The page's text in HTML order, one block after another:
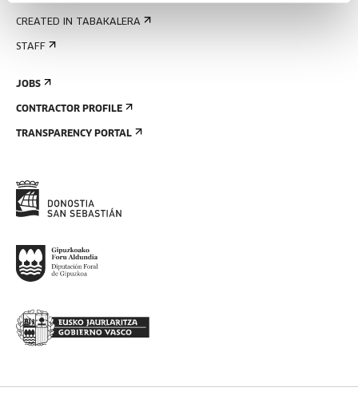
CREATED IN TABAKALERA
STAFF
JOBS
CONTRACTOR PROFILE
TRANSPARENCY PORTAL